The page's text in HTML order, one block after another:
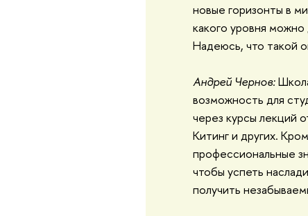
новые горизонты в
какого уровня
Надеюсь, что такой
Андрей Чернов:
возможность для
через курсы лекций
Китинг и других.
профессиональные
чтобы успеть
получить